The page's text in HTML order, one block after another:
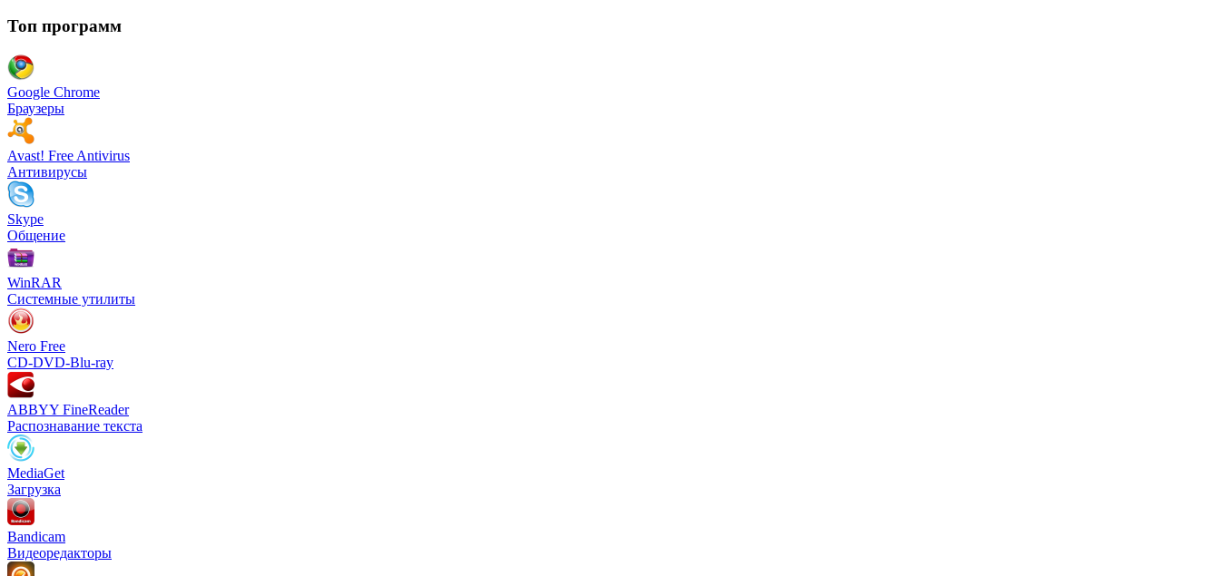
Топ программ
Google Chrome
Браузеры
Avast! Free Antivirus
Антивирусы
Skype
Общение
WinRAR
Системные утилиты
Nero Free
CD-DVD-Blu-ray
ABBYY FineReader
Распознавание текста
MediaGet
Загрузка
Bandicam
Видеоредакторы